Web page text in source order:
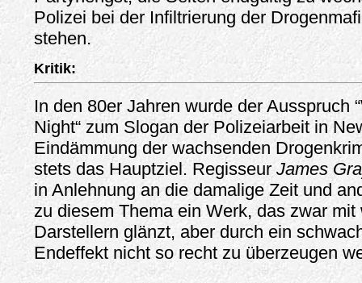
Polizei bei der Infiltrierung der
stehen.
Kritik:
In den 80er Jahren wurde der Ausspruch
Night“ zum Slogan der Polizeiarbeit in
Eindämmung der wachsenden
stets das Hauptziel. Regisseur James
in Anlehnung an die damalige Zeit und
zu diesem Thema ein Werk, das zwar mit
Darstellern glänzt, aber durch ein
Endeffekt nicht so recht zu überzeugen